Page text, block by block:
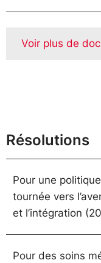
Voir plus de
Résolutions
Pour une
tournée vers
et l’intégration
Pour des soins